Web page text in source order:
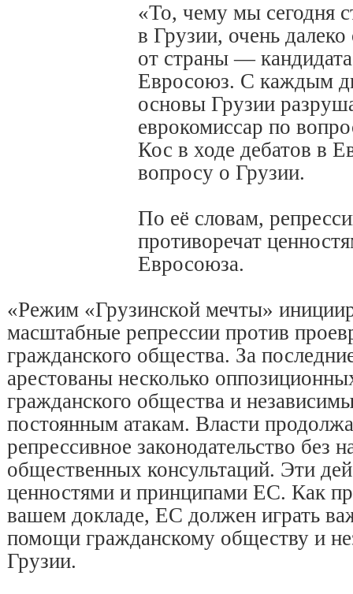
«То, чему мы сегодня
в Грузии, очень
от страны —
Евросоюз. С каждым
основы Грузии
еврокомиссар по
Кос в ходе дебатов в
вопросу о Грузии.
По её словам,
противоречат
Евросоюза.
«Режим «Грузинской мечты»
масштабные репрессии против
гражданского общества. За
арестованы несколько
гражданского общества и
постоянным атакам. Власти
репрессивное законодательство без
общественных консультаций. Эти
ценностями и принципами ЕС. Как
вашем докладе, ЕС должен играть
помощи гражданскому обществу и
Грузии.